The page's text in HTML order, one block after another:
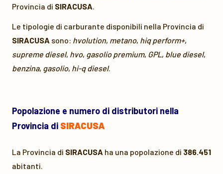
Provincia di SIRACUSA.
Le tipologie di carburante disponibili nella Provincia di
SIRACUSA sono: hvolution, metano, hiq perform+,
supreme diesel, hvo, gasolio premium, GPL, blue diesel,
benzina, gasolio, hi-q diesel.
Popolazione e numero di distributori nella
Provincia di SIRACUSA
La Provincia di SIRACUSA ha una popolazione di 386.451
abitanti.